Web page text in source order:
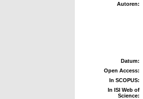
Autoren:
Datum:
Open Access:
In SCOPUS:
In ISI Web of
Science: